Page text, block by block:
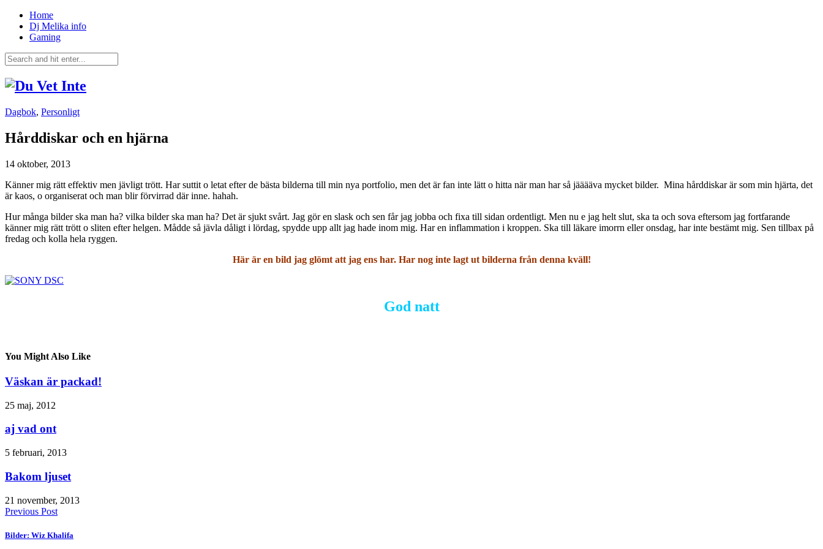
Home
Dj Melika info
Gaming
Dagbok, Personligt
Hårddiskar och en hjärna
14 oktober, 2013
Känner mig rätt effektiv men jävligt trött. Har suttit o letat efter de bästa bilderna till min nya portfolio, men det är fan inte lätt o hitta när man har så jääääva mycket bilder. Mina hårddiskar är som min hjärta, det
är kaos, o organiserat och man blir förvirrad där inne. hahah.
Hur många bilder ska man ha? vilka bilder ska man ha? Det är sjukt svårt. Jag gör en slask och sen får jag jobba och fixa till sidan ordentligt. Men nu e jag helt slut, ska ta och sova eftersom jag fortfarande
känner mig rätt trött o sliten efter helgen. Mådde så jävla dåligt i lördag, spydde upp allt jag hade inom mig. Har en inflammation i kroppen. Ska till läkare imorrn eller onsdag, har inte bestämt mig. Sen tillbax på
fredag och kolla hela ryggen.
Här är en bild jag glömt att jag ens har. Har nog inte lagt ut bilderna från denna kväll!
God natt
You Might Also Like
Väskan är packad!
25 maj, 2012
aj vad ont
5 februari, 2013
Bakom ljuset
21 november, 2013
Previous Post
Bilder: Wiz Khalifa